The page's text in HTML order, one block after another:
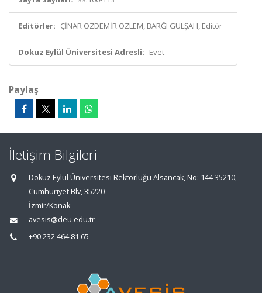
Editörler: ÇİNAR ÖZDEMİR ÖZLEM, BARĞI GÜLŞAH, Editör
Dokuz Eylül Üniversitesi Adresli: Evet
Paylaş
İletişim Bilgileri
Dokuz Eylül Üniversitesi Rektörlüğü Alsancak, No: 144 35210,
Cumhuriyet Blv, 35220
İzmir/Konak
avesis@deu.edu.tr
+90 232 464 81 65